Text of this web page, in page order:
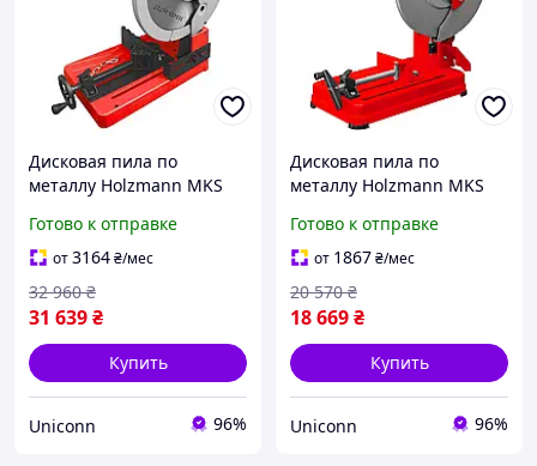
Дисковая пила по
металлу Holzmann MKS
Готово к отправке
от3164₴/мес
31 639₴
32 960 ₴
Купить
Uniconn 96%
Дисковая пила по
металлу Holzmann MKS
Готово к отправке
от 1867₴/мес
18 669₴
20 570 ₴
Купить
Uniconn 96%